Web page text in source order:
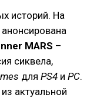
историй. На
MARS –
сиквела,
для PS4 и PC.
актуальной